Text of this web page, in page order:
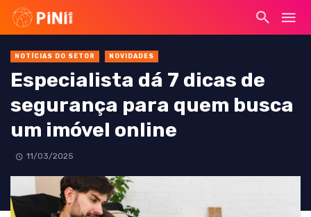
NOTÍCIAS DO SETOR NOVIDADES
Especialista dá 7 dicas de
segurança para quem busca
um imóvel online
11/03/2025